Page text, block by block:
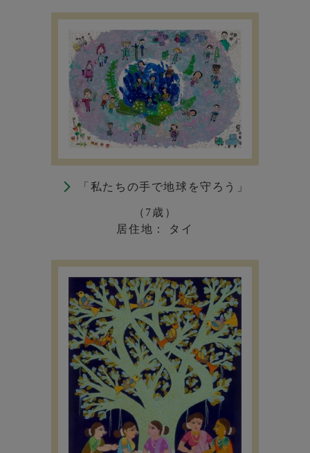
「私たちの手で地球を守ろう」
（7歳）
居住地： タイ